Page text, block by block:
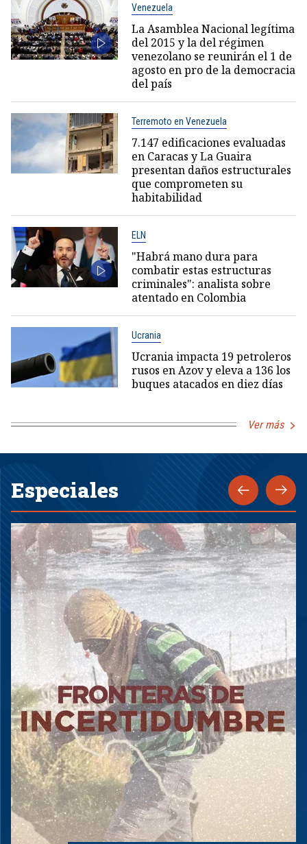
Venezuela
La Asamblea Nacional legítima
del 2015 y la del régimen
venezolano se reunirán el 1 de
agosto en pro de la democracia
del país
Terremoto en Venezuela
7.147 edificaciones evaluadas
en Caracas y La Guaira
presentan daños estructurales
que comprometen su
habitabilidad
ELN
"Habrá mano dura para
combatir estas estructuras
criminales": analista sobre
atentado en Colombia
Ucrania
Ucrania impacta 19 petroleros
rusos en Azov y eleva a 136 los
buques atacados en diez días
Ver más
Especiales